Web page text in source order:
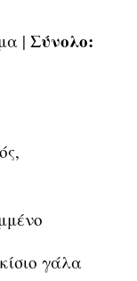
|Σύνολο:
γάλα